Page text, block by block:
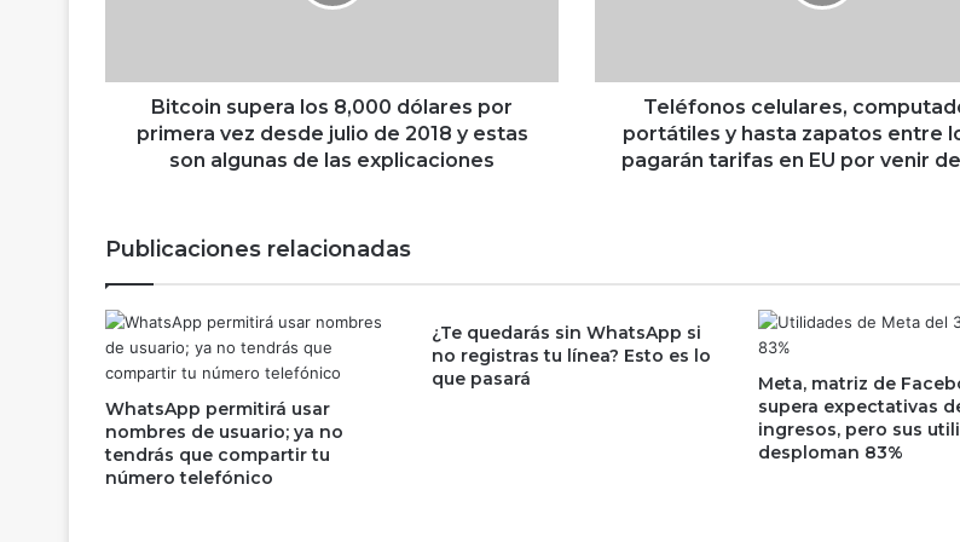
u
s
8
,
0
0
0
d
ó
l
a
Bitcoin supera los 8,000 dólares por
primera vez desde julio de 2018 y estas
son algunas de las explicaciones
s
e
,
c
Teléfonos celulares,
portátiles y hasta zapatos entre
pagarán tarifas en EU por venir
Publicaciones relacionadas
WhatsApp permitirá usar
nombres de usuario; ya no
tendrás que compartir tu
número telefónico
¿Te quedarás sin WhatsApp si
no registras tu línea? Esto es lo
que pasará
Meta, matriz de
supera expectativas
ingresos, pero sus
desploman 83%